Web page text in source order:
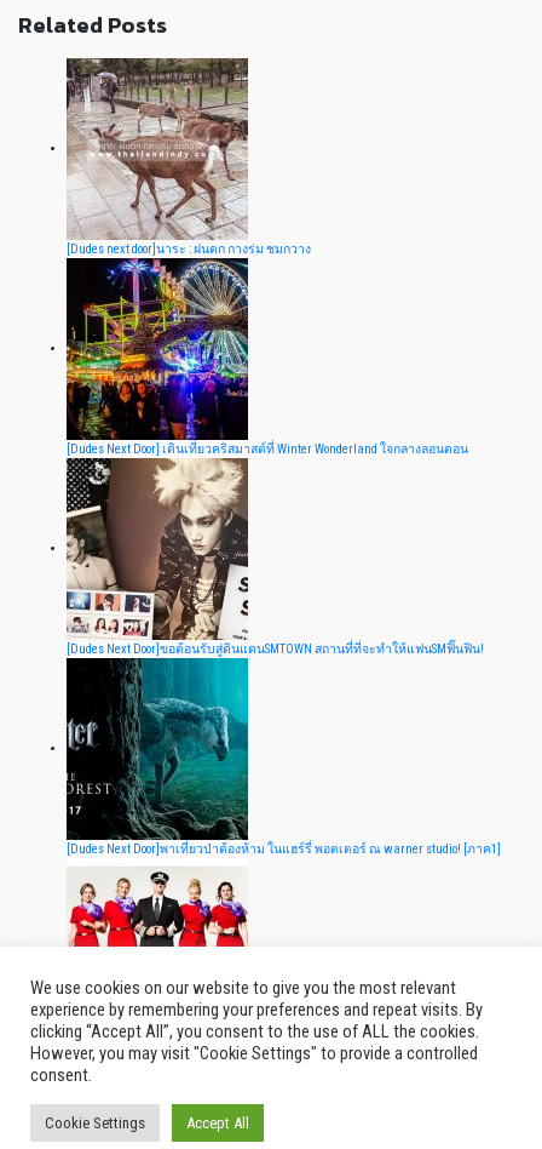
Related Posts
[Dudes next door]นาระ : ฝนตก กางร่ม ชมกวาง
[Dudes Next Door] เดินเที่ยวคริสมาสต์ที่ Winter Wonderland ใจกลางลอนดอน
[Dudes Next Door]ขอต้อนรับสู่ดินแดนSMTOWN สถานที่ที่จะทำให้แฟนSMฟิ๊นฟิน!
[Dudes Next Door]พาเที่ยวป่าต้องห้าม ในแฮร์รี่ พอตเตอร์ ณ warner studio! [ภาค1]
10 นางฟ้าสายการบิน ที่มียูนิฟอร์มเก๋ไก๋สุดในโลก
We use cookies on our website to give you the most relevant
experience by remembering your preferences and repeat visits. By
clicking “Accept All”, you consent to the use of ALL the cookies.
However, you may visit "Cookie Settings" to provide a controlled
consent.
Cookie Settings Accept All